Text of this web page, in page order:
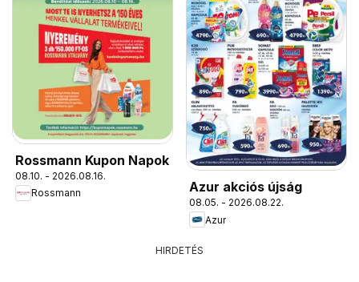
Rossmann Kupon Napok
08.10. - 2026.08.16.
Rossmann
Azur akciós újság
08.05. - 2026.08.22.
Azur
HIRDETÉS